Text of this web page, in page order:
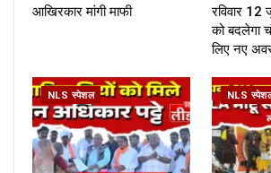
आखिरकार मांगी माफी
रविवार 12
को बदलेगा
लिए नए
NLS स्पेशल NLS